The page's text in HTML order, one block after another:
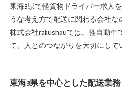
東海3県で軽貨物ドライバー求人
うな考え方で配送に関わる会社な
株式会社rakushouでは、軽自動車
て、人とのつながりを大切にして
東海3県を中心とした配送業務